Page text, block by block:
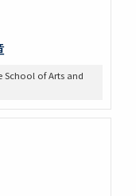
権
School of Arts and